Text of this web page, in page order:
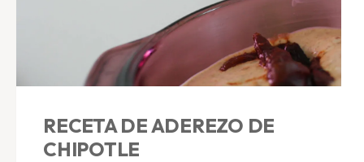
RECETA DE ADEREZO DE
CHIPOTLE